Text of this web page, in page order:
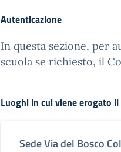
Autenticazione
In questa sezione, per
scuola se richiesto, il
Luoghi in cui viene erogato
Sede Via del Bosco